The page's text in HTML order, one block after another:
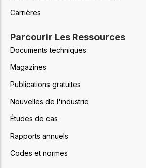
Carrières
Parcourir Les Ressources
Documents techniques
Magazines
Publications gratuites
Nouvelles de l'industrie
Études de cas
Rapports annuels
Codes et normes